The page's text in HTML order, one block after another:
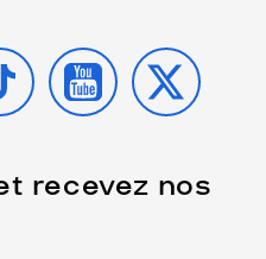
YOUTUBE
X
recevez nos